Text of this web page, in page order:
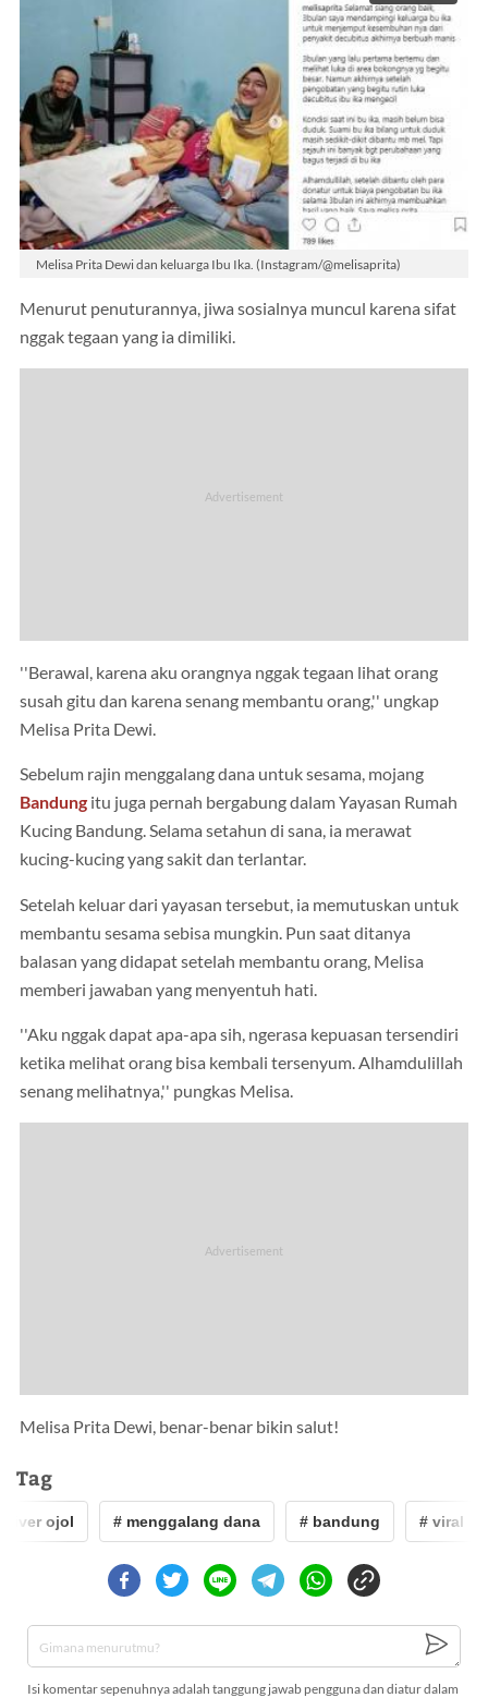
Melisa Prita Dewi dan keluarga Ibu Ika. (Instagram/@melisaprita)
Menurut penuturannya, jiwa sosialnya muncul karena sifat
nggak tegaan yang ia dimiliki.
''Berawal, karena aku orangnya nggak tegaan lihat orang
susah gitu dan karena senang membantu orang,'' ungkap
Melisa Prita Dewi.
Sebelum rajin menggalang dana untuk sesama, mojang
Bandung itu juga pernah bergabung dalam Yayasan Rumah
Kucing Bandung. Selama setahun di sana, ia merawat
kucing-kucing yang sakit dan terlantar.
Setelah keluar dari yayasan tersebut, ia memutuskan untuk
membantu sesama sebisa mungkin. Pun saat ditanya
balasan yang didapat setelah membantu orang, Melisa
memberi jawaban yang menyentuh hati.
''Aku nggak dapat apa-apa sih, ngerasa kepuasan tersendiri
ketika melihat orang bisa kembali tersenyum. Alhamdulillah
senang melihatnya,'' pungkas Melisa.
Melisa Prita Dewi, benar-benar bikin salut!
Tag
ojol # menggalang dana # bandung # viral
Isi komentar sepenuhnya adalah tanggung jawab pengguna dan diatur dalam